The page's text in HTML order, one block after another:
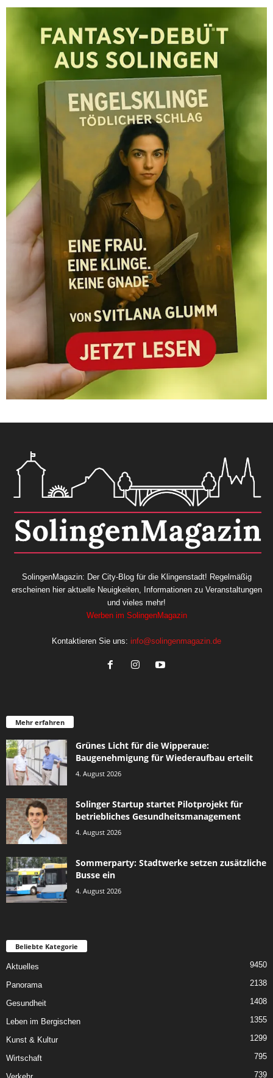
SolingenMagazin: Der City-Blog für die Klingenstadt! Regelmäßig
erscheinen hier aktuelle Neuigkeiten, Informationen zu Veranstaltungen
und vieles mehr!
Werben im SolingenMagazin
Kontaktieren Sie uns: info@solingenmagazin.de
Mehr erfahren
Grünes Licht für die Wipperaue:
Baugenehmigung für Wiederaufbau erteilt
4. August 2026
Solinger Startup startet Pilotprojekt für
betriebliches Gesundheitsmanagement
4. August 2026
Sommerparty: Stadtwerke setzen zusätzliche
Busse ein
4. August 2026
Beliebte Kategorie
Aktuelles 9450
Panorama 2138
Gesundheit 1408
Leben im Bergischen 1355
Kunst & Kultur 1299
Wirtschaft 795
739